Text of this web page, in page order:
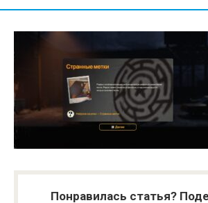
Понравилась статья?